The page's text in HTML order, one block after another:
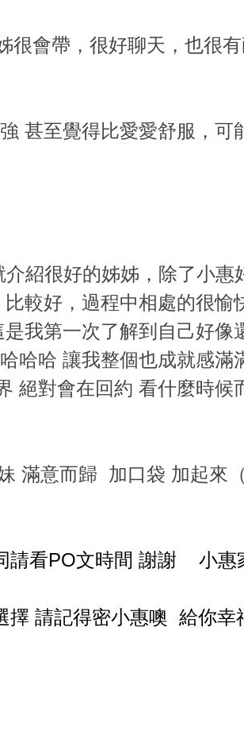
很會帶，很好聊天，也很
甚至覺得比愛愛舒服，
紹很好的姊姊，除了小惠
較好，過程中相處的很
我第一次了解到自己好
哈哈 讓我整個也成就感
絕對會在回約 看什麼時
滿意而歸 加口袋 加起來
請看PO文時間 謝謝 小惠
擇 請記得密小惠噢 給你